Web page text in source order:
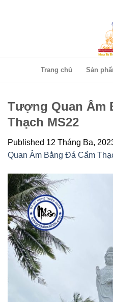
Trang chủ Sản
Tượng Quan Âm
Thạch MS22
Published 12 Tháng Ba,
Quan Âm Bằng Đá Cẩm